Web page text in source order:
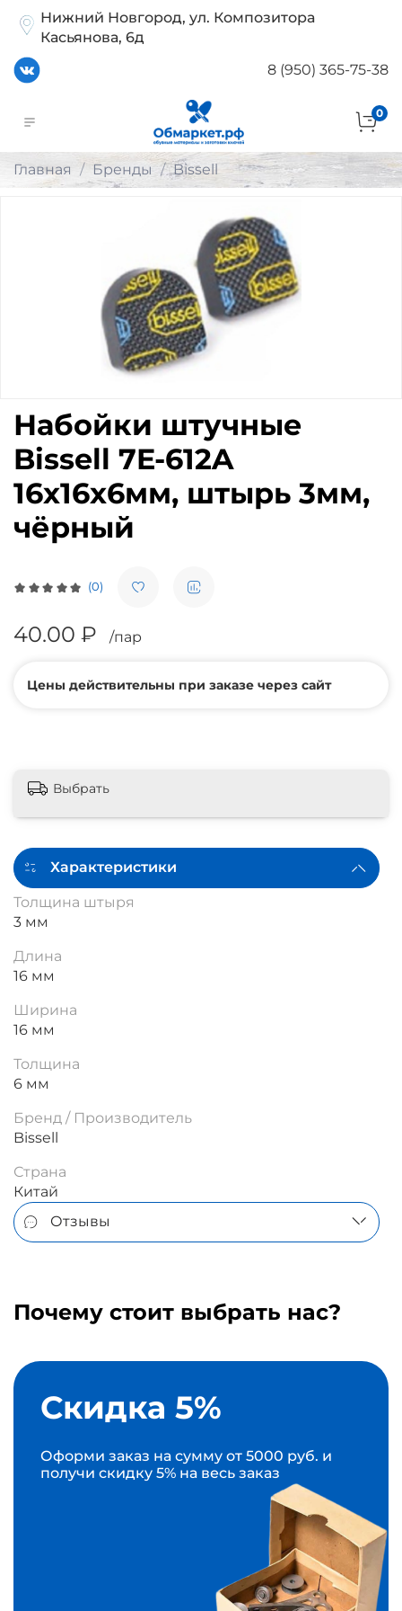
Нижний Новгород, ул. Композитора
Касьянова, 6д
8 (950) 365-75-38
0
Главная Бренды Bissell
(0)
Набойки штучные
Bissell 7E-612A
16х16х6мм, штырь 3мм,
чёрный
40.00 ₽ /пар
Цены действительны при заказе через сайт
Выбрать
Характеристики
Толщина штыря
3 мм
Длина
16 мм
Ширина
16 мм
Толщина
6 мм
Бренд / Производитель
Bissell
Страна
Китай
Отзывы
Почему стоит выбрать нас?
Скидка 5%
Оформи заказ на сумму от 5000 руб. и
получи скидку 5% на весь заказ